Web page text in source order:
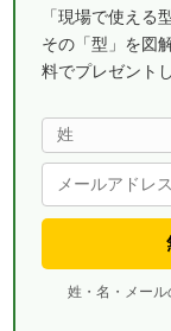
「現場で使える
その「型」を図
料でプレゼント
姓・名・メー